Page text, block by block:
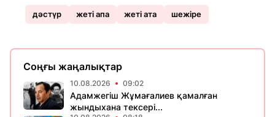
дәстүр жеті апа жеті ата шежіре
Соңғы жаңалықтар
10.08.2026 09:02
Адамжегіш Жұмағалиев қамалған
жындыхана тексері...